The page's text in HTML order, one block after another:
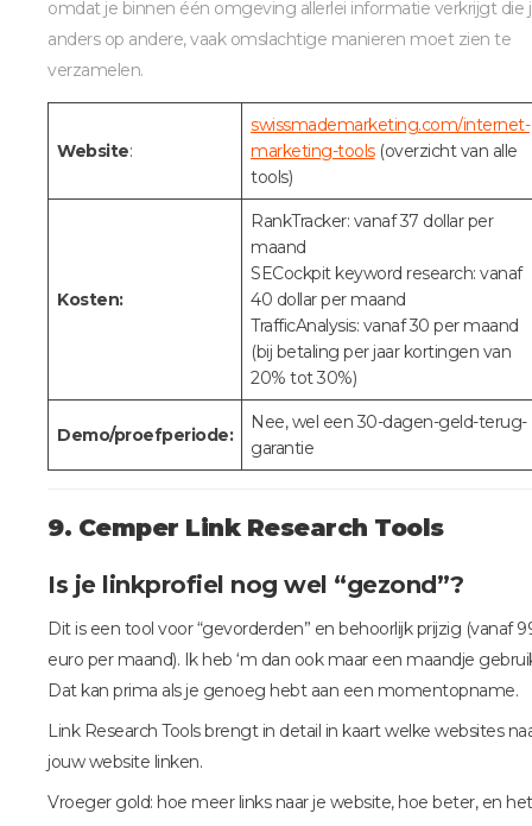
omdat je binnen één omgeving allerlei informatie verkrijgt die
anders op andere, vaak omslachtige manieren moet zien te
verzamelen.
Website:
swissmademarketing.com/internet-
marketing-tools(overzicht van alle
tools)
Kosten:
RankTracker: vanaf 37 dollar per
maand
SECockpit keyword research: vanaf
40 dollar per maand
TrafficAnalysis: vanaf 30 per maand
(bij betaling per jaar kortingen van
20% tot 30%)
Demo/proefperiode:
Nee, wel een 30-dagen-geld-terug-
garantie
9. Cemper Link Research Tools
Is je linkprofiel nog wel “gezond”?
Dit is een tool voor “gevorderden” en behoorlijk prijzig (vanaf
euro per maand). Ik heb ‘m dan ook maar een maandje
Dat kan prima als je genoeg hebt aan een momentopname.
Link Research Tools brengt in detail in kaart welke websites
jouw website linken.
Vroeger gold: hoe meer links naar je website, hoe beter, en het